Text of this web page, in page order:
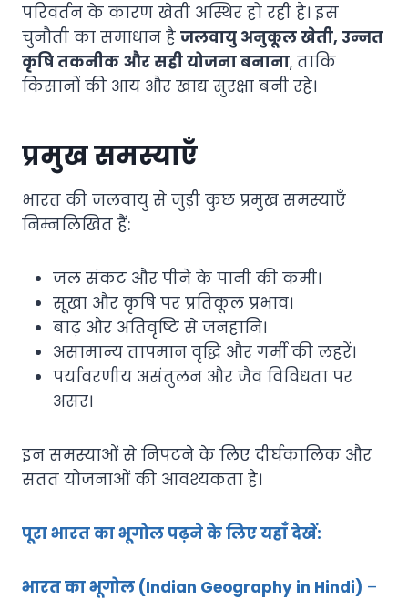
परिवर्तन के कारण खेती अस्थिर हो रही है। इस
चुनौती का समाधान है जलवायु अनुकूल खेती, उन्नत
कृषि तकनीक और सही योजना बनाना, ताकि
किसानों की आय और खाद्य सुरक्षा बनी रहे।
प्रमुख समस्याएँ
भारत की जलवायु से जुड़ी कुछ प्रमुख समस्याएँ
निम्नलिखित हैं:
जल संकट और पीने के पानी की कमी।
सूखा और कृषि पर प्रतिकूल प्रभाव।
बाढ़ और अतिवृष्टि से जनहानि।
असामान्य तापमान वृद्धि और गर्मी की लहरें।
पर्यावरणीय असंतुलन और जैव विविधता पर
असर।
इन समस्याओं से निपटने के लिए दीर्घकालिक और
सतत योजनाओं की आवश्यकता है।
पूरा भारत का भूगोल पढ़ने के लिए यहाँ देखें:
भारत का भूगोल (Indian Geography in Hindi) –